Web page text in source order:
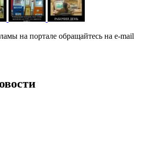
на портале обращайтесь на e-mail